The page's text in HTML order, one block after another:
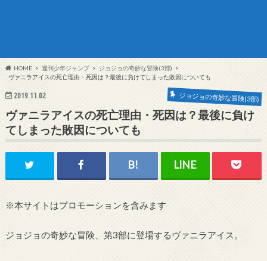
HOME 週刊少年ジャンプ
ジョジョの奇妙な冒険(3部)
ヴァニラアイスの死亡理由・死因は？最後に負けてしまった敗因についても
2019.11.02 ジョジョの奇妙な冒険(3部)
ヴァニラアイスの死亡理由・死因は？最後に負け
てしまった敗因についても
※本サイトはプロモーションを含みます
ジョジョの奇妙な冒険、第3部に登場するヴァニラアイス。